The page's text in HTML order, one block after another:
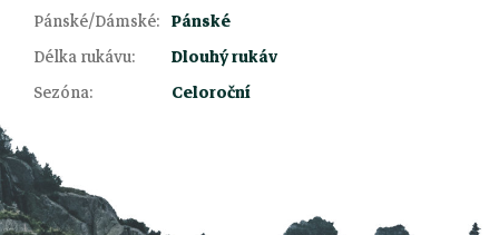
Pánské/Dámské: Pánské
Délka rukávu:
Dlouhý rukáv
Sezóna: Celoroční
á
p